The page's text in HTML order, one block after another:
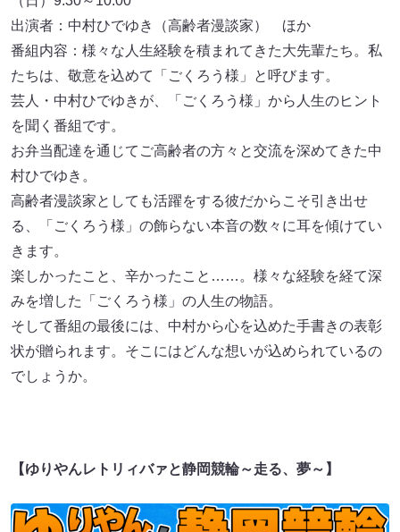
出演者：中村ひでゆき（高齢者漫談家） ほか
番組内容：様々な人生経験を積まれてきた大先輩たち。私
たちは、敬意を込めて「ごくろう様」と呼びます。
芸人・中村ひでゆきが、「ごくろう様」から人生のヒント
を聞く番組です。
お弁当配達を通じてご高齢者の方々と交流を深めてきた中
村ひでゆき。
高齢者漫談家としても活躍をする彼だからこそ引き出せ
る、「ごくろう様」の飾らない本音の数々に耳を傾けてい
きます。
楽しかったこと、辛かったこと……。様々な経験を経て深
みを増した「ごくろう様」の人生の物語。
そして番組の最後には、中村から心を込めた手書きの表彰
状が贈られます。そこにはどんな想いが込められているの
でしょうか。
【ゆりやんレトリィバァと静岡競輪～走る、夢～】